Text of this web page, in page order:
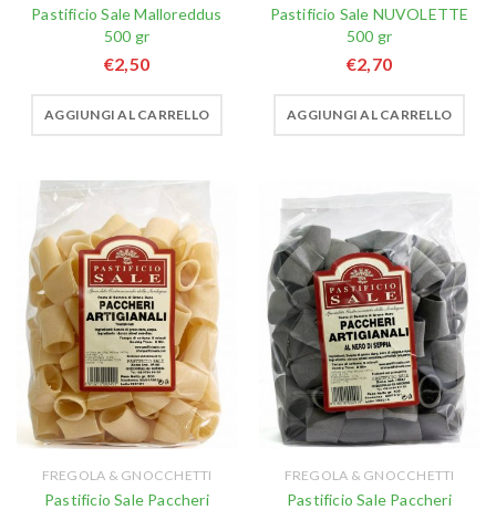
Pastificio Sale Malloreddus
500 gr
€2,50
AGGIUNGI AL CARRELLO
Pastificio Sale NUVOLETTE
500 gr
€2,70
AGGIUNGI AL CARRELLO
FREGOLA & GNOCCHETTI
Pastificio Sale Paccheri
FREGOLA & GNOCCHETTI
Pastificio Sale Paccheri